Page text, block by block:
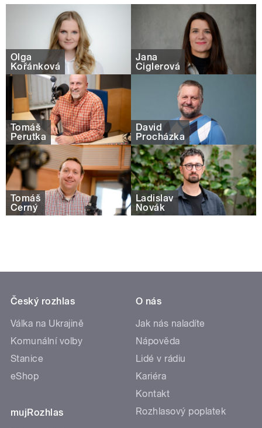
Olga
Kořánková
Jana
Ciglerová
Tomáš
Perutka
David
Procházka
Tomáš
Černý
Ladislav
Novák
Český rozhlas
Válka na Ukrajině
Komunální volby
Stanice
eShop
mujRozhlas
O nás
Jak nás naladíte
Nápověda
Lidé v rádiu
Kariéra
Kontakt
Rozhlasový poplatek